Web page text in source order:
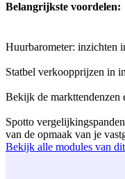
Belangrijkste voordelen:
Huurbarometer: inzichten
Statbel verkoopprijzen in
Bekijk de markttendenzen
Spotto
van de opmaak van je
Bekijk alle modules van